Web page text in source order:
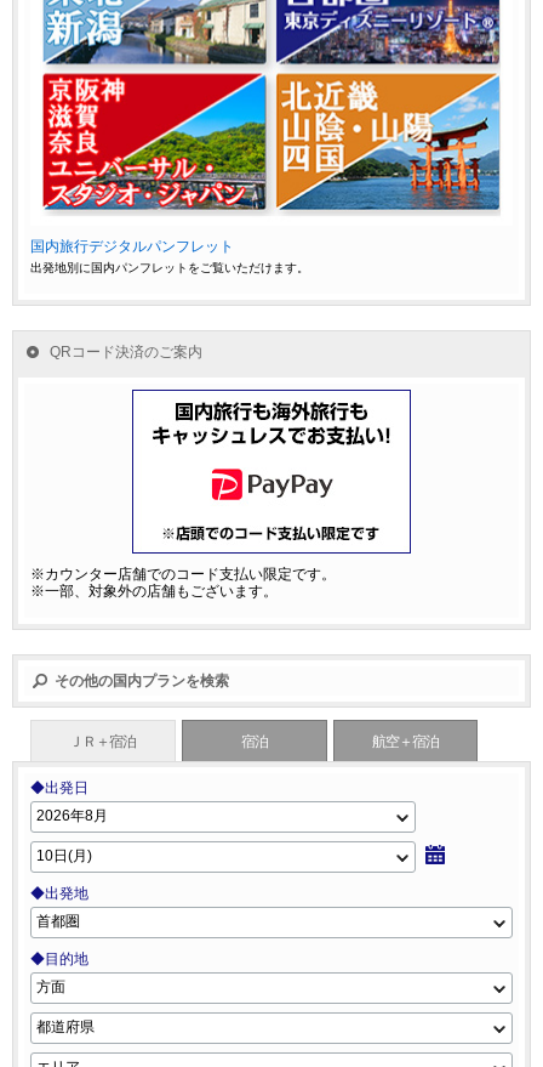
国内旅行デジタルパンフレット
出発地別に国内パンフレットをご覧いただけます。
QRコード決済のご案内
※カウンター店舗でのコード支払い限定です。
※一部、対象外の店舗もございます。
その他の国内プランを検索
ＪＲ＋宿泊 宿泊 航空＋宿泊
◆出発日
◆出発地
◆目的地